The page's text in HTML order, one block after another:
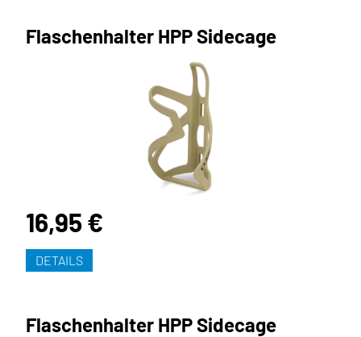
Flaschenhalter HPP Sidecage
16,95 €
DETAILS
Flaschenhalter HPP Sidecage